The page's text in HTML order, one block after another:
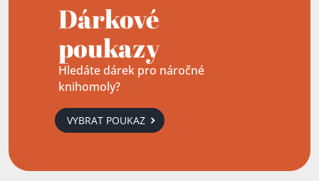
Dárkové
poukazy
Hledáte dárek pro náročné
knihomoly?
VYBRAT POUKAZ